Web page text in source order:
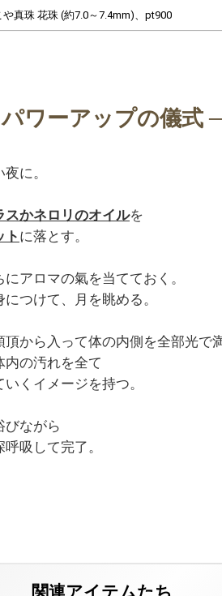
や真珠 花珠 (約7.0～7.4mm)、pt900
に。
スかネロリのオイル
ト に落とす。
にアロマの氣を当てておく。
つけて、月を眺める。
頂から入って体の内側を全部光で
内の汚れを全て
くイメージを持つ。
びながら